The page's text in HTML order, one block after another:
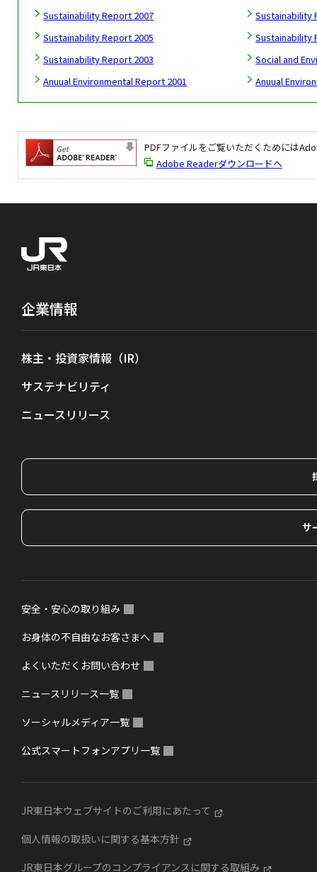
Sustainability Report 2007
Sustainability
Sustainability Report 2005
Sustainability
Sustainability Report 2003
Social and
Anuual Environmental Report 2001
Anuual
PDFファイルをご覧いただくためには
Adobe Readerダウンロードへ
企業情報
株主・投資家情報（IR）
サステナビリティ
ニュースリリース
サ
安全・安心の取り組み
お身体の不自由なお客さまへ
よくいただくお問い合わせ
ニュースリリース一覧
ソーシャルメディア一覧
公式スマートフォンアプリ一覧
JR東日本ウェブサイトのご利用にあたって
個人情報の取扱いに関する基本方針
JR東日本グループのコンプライアンスに関する取組み